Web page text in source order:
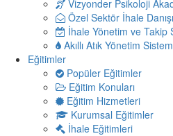
Vizyonder Psikoloji
Özel Sektör İhale
İhale Yönetim ve Takip
Akıllı Atık Yönetim
Eğitimler
Popüler Eğitimler
Eğitim Konuları
Eğitim Hizmetleri
Kurumsal Eğitimler
İhale Eğitimleri